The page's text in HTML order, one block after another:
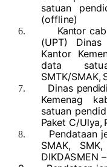
satuan pendi
(offline)
6. Kantorcab
(UPT) Dinas
Kantor Keme
data s
SMTK/SMAK,
7. Dinas
Kemenag ka
satuan pendid
Paket C/Ulya,
8. Pendataan j
SMAK, SMK,
DIKDASMEN –